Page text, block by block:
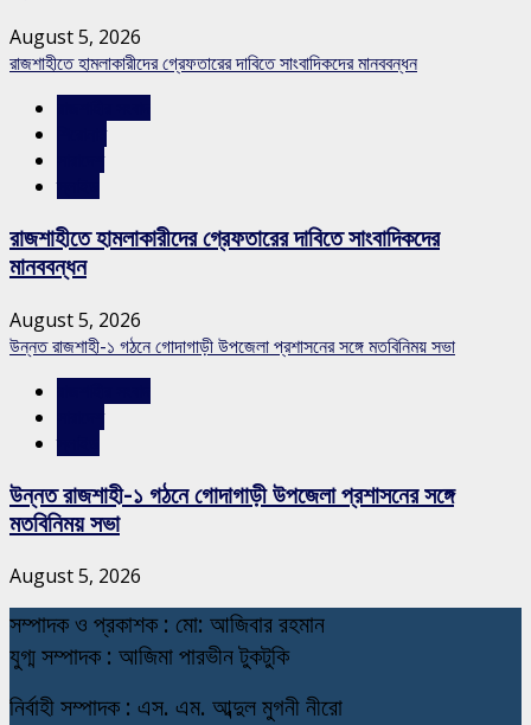
August 5, 2026
রাজশাহীতে হামলাকারীদের গ্রেফতারের দাবিতে সাংবাদিকদের মানববন্ধন
রাজশাহীতে হামলাকারীদের গ্রেফতারের দাবিতে সাংবাদিকদের
মানববন্ধন
August 5, 2026
উন্নত রাজশাহী-১ গঠনে গোদাগাড়ী উপজেলা প্রশাসনের সঙ্গে মতবিনিময় সভা
উন্নত রাজশাহী-১ গঠনে গোদাগাড়ী উপজেলা প্রশাসনের সঙ্গে
মতবিনিময় সভা
August 5, 2026
সম্পাদক ও প্রকাশক : মো: আজিবার রহমান
যুগ্ম সম্পাদক : আজিমা পারভীন টুকটুকি
নির্বাহী সম্পাদক : এস. এম. আব্দুল মুগনী নীরো